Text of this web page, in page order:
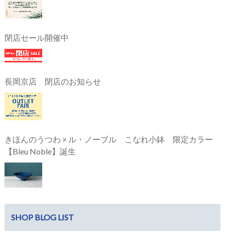
閉店セール開催中
長岡京店 閉店のお知らせ
きほんのうつわ × ル・ノーブル こなれ小鉢 限定カラー
【Bleu Noble】誕生
SHOP BLOG LIST